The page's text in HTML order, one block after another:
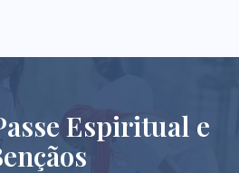
Espiritual e